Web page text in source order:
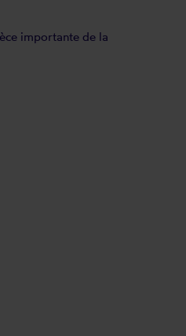
importante de la